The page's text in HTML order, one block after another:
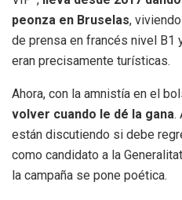
peonza en Bruselas,
de prensa en francés nivel B1
eran precisamente turísticas.
Ahora, con la amnistía en el
volver cuando le dé la gana.
están discutiendo si debe
como candidato a la
la campaña se pone poética.